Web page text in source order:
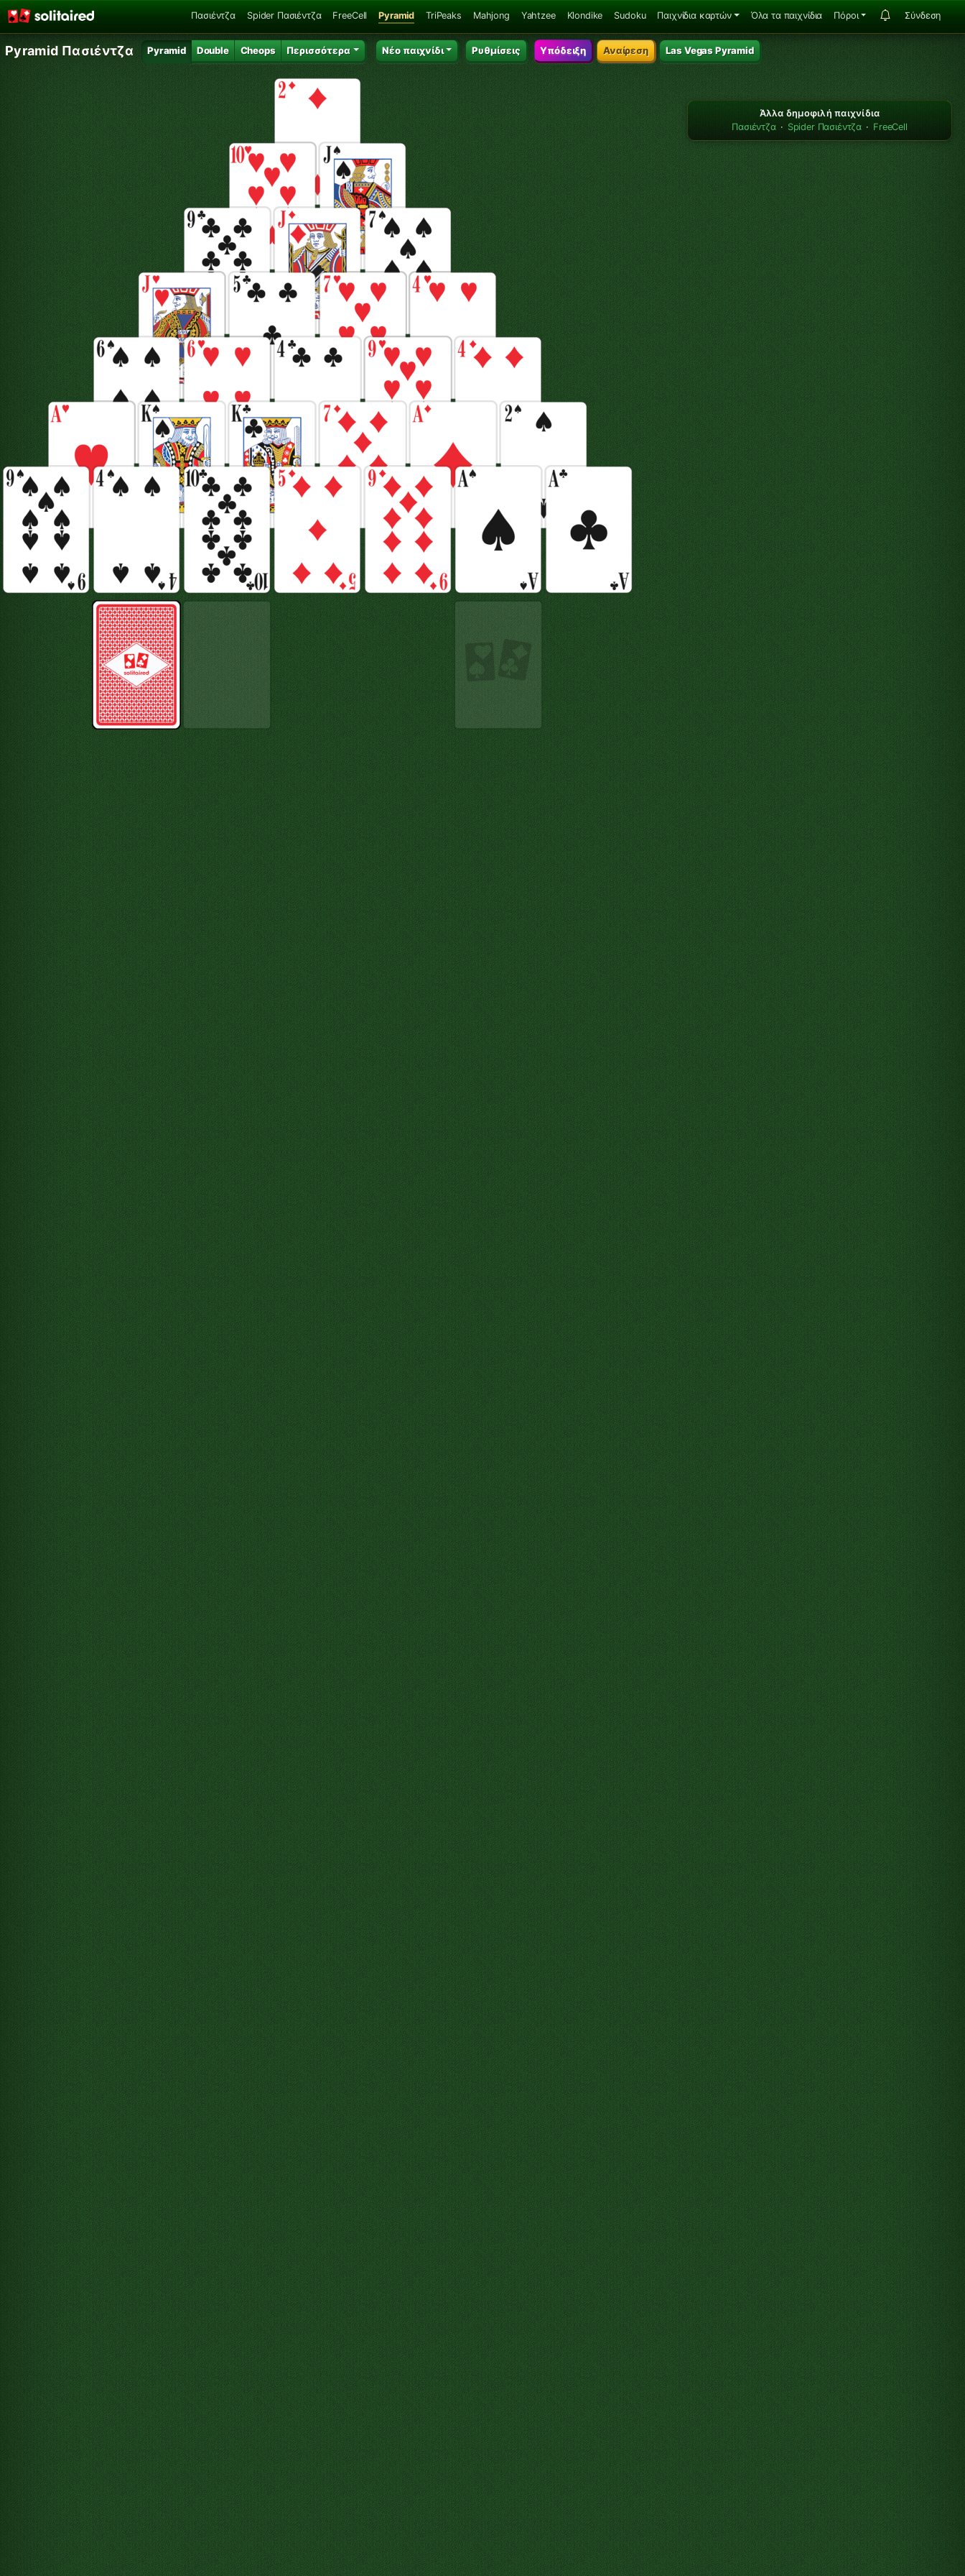
Πασιέντζα Spider Πασιέντζα FreeCell Pyramid TriPeaks Mahjong Yahtzee Klondike Sudoku Παιχνίδια καρτών Όλα τα παιχνίδια Πόροι Σύνδεση
Pyramid Πασιέντζα Pyramid Double Cheops Περισσότερα Νέο παιχνίδι Ρυθμίσεις Υπόδειξη Αναίρεση Las Vegas Pyramid
Άλλα δημοφιλή παιχνίδια
Πασιέντζα · Spider Πασιέντζα · FreeCell